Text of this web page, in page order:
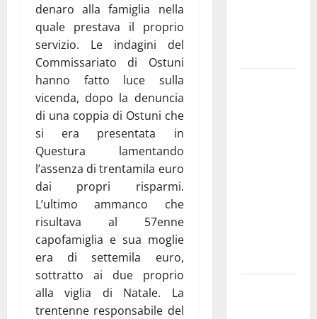
denaro alla famiglia nella
quale prestava il proprio
servizio. Le indagini del
Commissariato di Ostuni
hanno fatto luce sulla
vicenda, dopo la denuncia
di una coppia di Ostuni che
si era presentata in
Questura lamentando
l’assenza di trentamila euro
dai propri risparmi.
L’ultimo ammanco che
risultava al 57enne
capofamiglia e sua moglie
era di settemila euro,
sottratto ai due proprio
alla viglia di Natale. La
trentenne responsabile del